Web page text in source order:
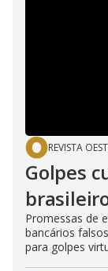
REVISTA
Golpes
Promessas de
bancários
para golpes